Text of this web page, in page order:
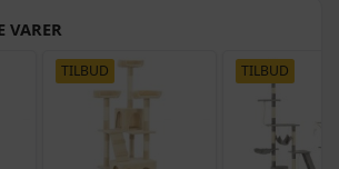
VARER
TILBUD TILBUD